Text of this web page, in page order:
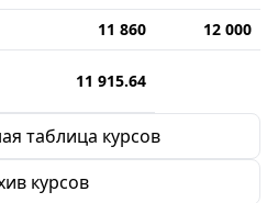
11 860
12 000
11 915.64
таблица курсов
курсов